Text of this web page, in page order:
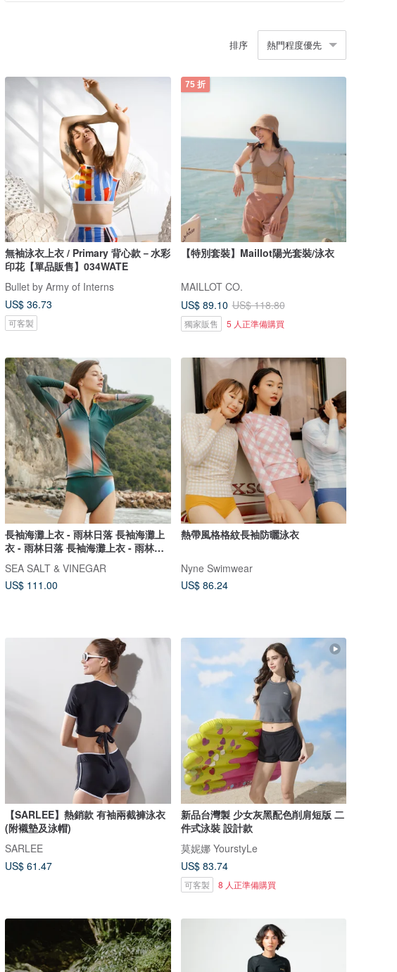
排序 熱門程度優先
無袖泳衣上衣 / Primary 背心款－水彩
印花【單品販售】034WATE
Bullet by Army of Interns
US$ 36.73
可客製
75 折
【特別套裝】Maillot陽光套裝/泳衣
MAILLOT CO.
US$ 89.10 US$ 118.80
獨家販售 5 人正準備購買
長袖海灘上衣 - 雨林日落 長袖海灘上
衣 - 雨林日落 長袖海灘上衣 - 雨林日
SEA SALT & VINEGAR
US$ 111.00
熱帶風格格紋長袖防曬泳衣
Nyne Swimwear
US$ 86.24
【SARLEE】熱銷款 有袖兩截褲泳衣
(附襯墊及泳帽)
SARLEE
US$ 61.47
新品台灣製 少女灰黑配色削肩短版 二
件式泳裝 設計款
莫妮娜 YourstyLe
US$ 83.74
可客製 8 人正準備購買